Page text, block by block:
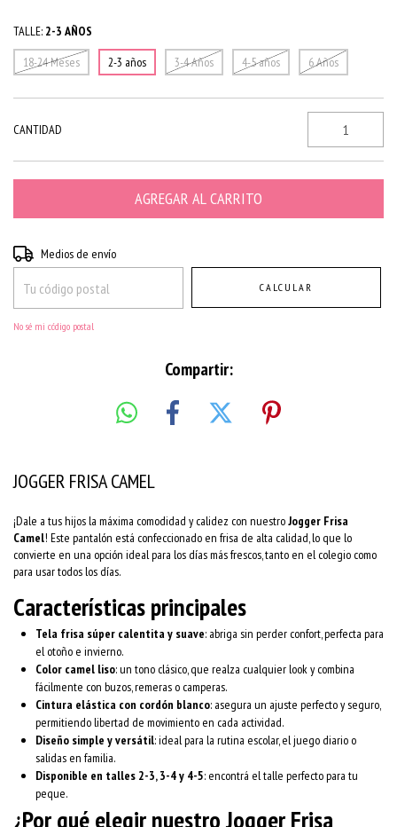
TALLE: 2-3 AÑOS
18-24 Meses
2-3 años 3-4 Años 4-5 años 6 Años
CANTIDAD
Entregas para el CP:
Medios de envío
CALCULAR
No sé mi código postal
Compartir:
JOGGER FRISA CAMEL
¡Dale a tus hijos la máxima comodidad y calidez con nuestroJogger Frisa
Camel! Este pantalón está confeccionado en frisa de alta calidad, lo que lo
convierte en una opción ideal para los días más frescos, tanto en el colegio como
para usar todos los días.
Características principales
Tela frisa súper calentita y suave: abriga sin perder confort, perfecta para
el otoño e invierno.
Color camel liso: un tono clásico, que realza cualquier look y combina
fácilmente con buzos, remeras o camperas.
Cintura elástica con cordón blanco: asegura un ajuste perfecto y seguro,
permitiendo libertad de movimiento en cada actividad.
Diseño simple y versátil: ideal para la rutina escolar, el juego diario o
salidas en familia.
Disponible en talles 2-3, 3-4 y 4-5: encontrá el talle perfecto para tu
peque.
¿Por qué elegir nuestro Jogger Frisa